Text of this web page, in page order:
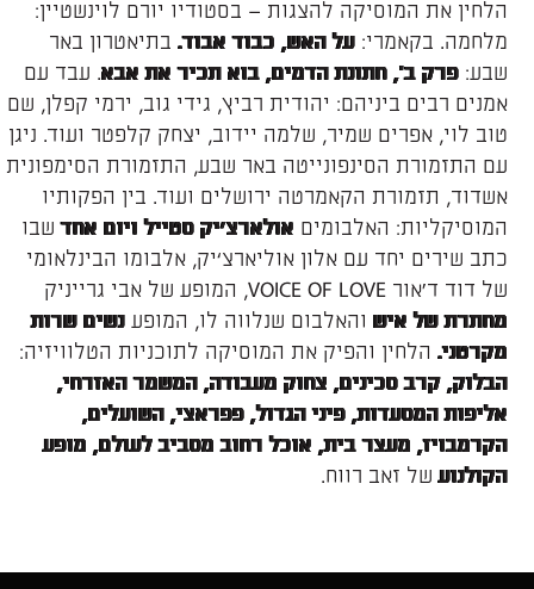
הלחין את המוסיקה להצגות – בסטודיו יורם לוינשטיין:
מלחמה. בקאמרי:על האש, כבוד אבוד. בתיאטרון באר
שבע:פרק ב', חתונת הדמים, בוא תכיר את אבא. עבד עם
אמנים רבים ביניהם: יהודית רביץ, גידי גוב, ירמי קפלן, שם
טוב לוי, אפרים שמיר, שלמה יידוב, יצחק קלפטר ועוד. ניגן
עם התזמורת הסינפונייטה באר שבע, התזמורת הסימפונית
אשדוד, תזמורת הקאמרטה ירושלים ועוד. בין הפקותיו
המוסיקליות: האלבומים אולארצ‘יק סטייל ויום אחדשבו
כתב שירים יחד עם אלון אוליארצ‘יק, אלבומו הבינלאומי
של דוד ד׳אור VOICE OF LOVE, המופע של אבי גרייניק
מחתרת של איש והאלבום שנלווה לו, המופענשים שרות
מקרטני. הלחין והפיק את המוסיקה לתוכניות הטלוויזיה:
הבלוק, קרב סכינים, צחוק מעבודה, המשמר האזרחי,
אליפות המסעדות, פיני הגדול, פפראצי, השועלים,
הקרמבויז, מעצר בית, אוכל רחוב מסביב לעולם, מופע
הקולנועשל זאב רווח.